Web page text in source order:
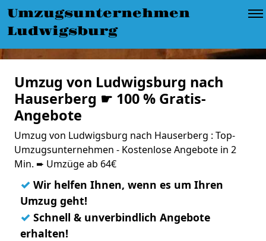
Umzugsunternehmen
Ludwigsburg
Umzug von Ludwigsburg nach
Hauserberg ☛ 100 % Gratis-
Angebote
Umzug von Ludwigsburg nach Hauserberg : Top-
Umzugsunternehmen - Kostenlose Angebote in 2
Min. ➨ Umzüge ab 64€
✓ Wir helfen Ihnen, wenn es um Ihren
Umzug geht!
✓ Schnell & unverbindlich Angebote
erhalten!